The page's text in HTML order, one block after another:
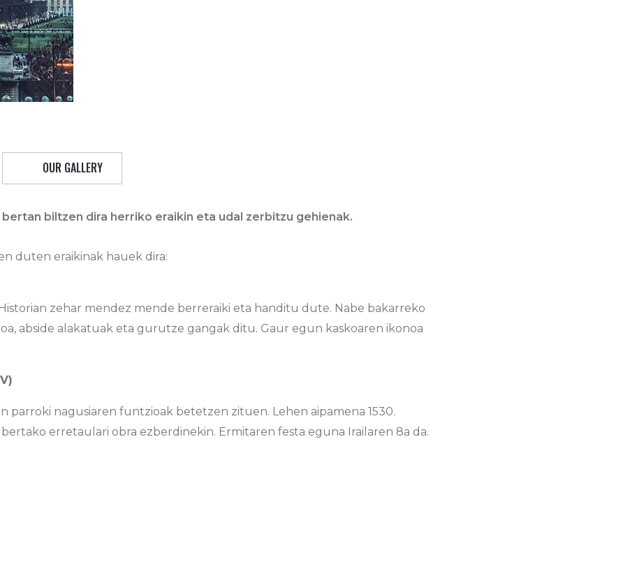
OUR GALLERY
biltzen dira herriko eraikin eta udal zerbitzu gehienak.​
duten eraikinak hauek dira:
zehar mendez mende berreraiki eta handitu dute. Nabe bakarreko
abside alakatuak eta gurutze gangak ditu. Gaur egun kaskoaren ikonoa
parroki nagusiaren funtzioak betetzen zituen. Lehen aipamena 1530.
erretaulari obra ezberdinekin. Ermitaren festa eguna Irailaren 8a da.